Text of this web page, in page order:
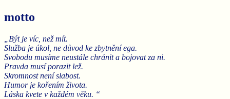
motto
„Být je víc, než mít.
Služba je úkol, ne důvod ke zbytnění ega.
Svobodu musíme neustále chránit a bojovat za ni.
Pravda musí porazit lež.
Skromnost není slabost.
Humor je kořením života.
Láska kvete v každém věku. “